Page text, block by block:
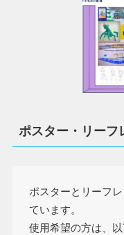
ポスター・リーフ
ポスターとリーフ
ています。
使用希望の方は、